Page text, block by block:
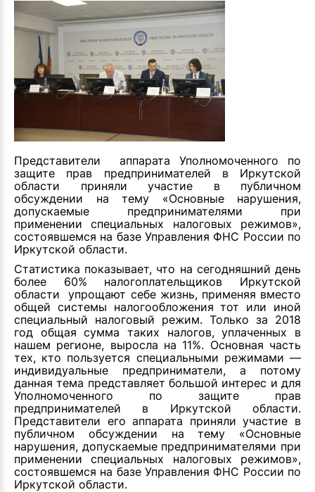
Представители аппарата Уполномоченного по
защите прав предпринимателей в Иркутской
области приняли участие в публичном
обсуждении на тему «Основные нарушения,
допускаемые предпринимателями при
применении специальных налоговых режимов»,
состоявшемся на базе Управления ФНС России по
Иркутской области.
Статистика показывает, что на сегодняшний день
более 60% налогоплательщиков Иркутской
области упрощают себе жизнь, применяя вместо
общей системы налогообложения тот или иной
специальный налоговый режим. Только за 2018
год общая сумма таких налогов, уплаченных в
нашем регионе, выросла на 11%. Основная часть
тех, кто пользуется специальными режимами —
индивидуальные предприниматели, а потому
данная тема представляет большой интерес и для
Уполномоченного по защите прав
предпринимателей в Иркутской области.
Представители его аппарата приняли участие в
публичном обсуждении на тему «Основные
нарушения, допускаемые предпринимателями при
применении специальных налоговых режимов»,
состоявшемся на базе Управления ФНС России по
Иркутской области.